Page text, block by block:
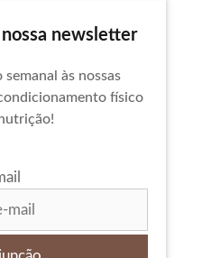
newsletter
semanal às nossas
físico